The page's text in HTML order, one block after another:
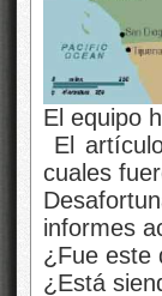
El equipo
El
cuales
informes
¿Fue este
¿Está